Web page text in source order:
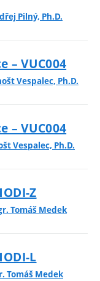
Pilný, Ph.D.
– VUC004
Vespalec, Ph.D.
– VUC004
Vespalec, Ph.D.
Z
Tomáš Medek
L
Tomáš Medek